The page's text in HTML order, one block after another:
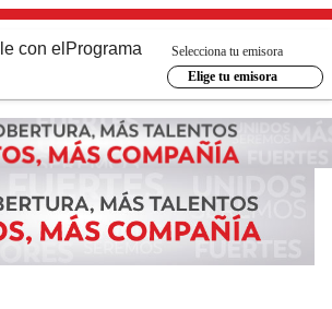
con el Programa
Selecciona tu emisora
Elige tu emisora